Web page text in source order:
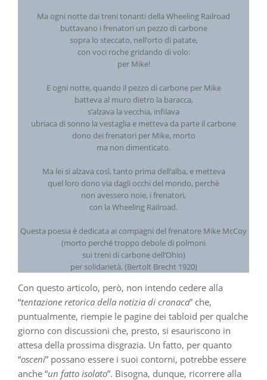
Ma ogni notte dai treni tonanti della Wheeling Railroad
buttavano i frenatori un pezzo di carbone
sopra lo steccato, nell’orto di patate,
con voci roche gridando di volo:
per Mike!
E ogni notte, quando il pezzo di carbone per Mike
batteva al muro dietro la baracca,
s’alzava la vecchia, infilava
ubriaca di sonno la vestaglia e metteva da parte il carbone
dono dei frenatori per Mike, morto
ma non dimenticato.
Ma lei si alzava così, tanto prima dell’alba, e metteva
quel loro dono via dagli occhi del mondo, perchè
non avessero noie, i frenatori,
con la Wheeling Railroad.
Questa poesia è dedicata ai compagni del frenatore Mike McCoy
(morto perché troppo debole di polmoni
sui treni di carbone dell’Ohio)
per solidarietà. (Bertolt Brecht 1920)
Con questo articolo, però, non intendo cedere alla
“tentazione retorica della notizia di cronaca” che,
puntualmente, riempie le pagine dei tabloid per qualche
giorno con discussioni che, presto, si esauriscono in
attesa della prossima disgrazia. Un fatto, per quanto
“osceni” possano essere i suoi contorni, potrebbe essere
anche “un fatto isolato”. Bisogna, dunque, ricorrere alla